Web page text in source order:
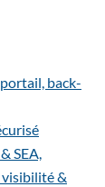
back-
SEA,
visibilité &